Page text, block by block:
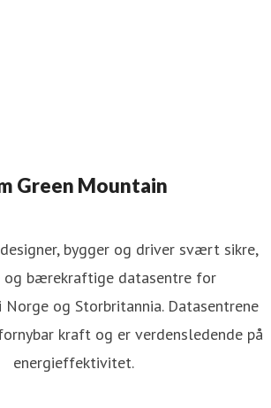
Green Mountain
bygger og driver svært sikre,
og bærekraftige datasentre for
og Storbritannia. Datasentrene
kraft og er verdensledende på
energieffektivitet.